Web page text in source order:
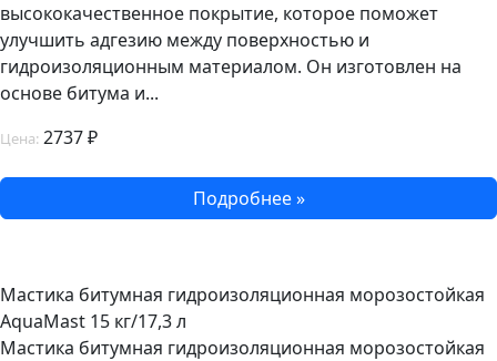
высококачественное покрытие, которое поможет
улучшить адгезию между поверхностью и
гидроизоляционным материалом. Он изготовлен на
основе битума и...
Цена: 2737 ₽
Подробнее »
Мастика битумная гидроизоляционная морозостойкая
AquaMast 15 кг/17,3 л
Мастика битумная гидроизоляционная морозостойкая